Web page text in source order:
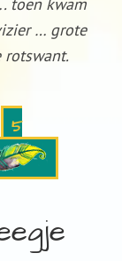
… grote
rotswant.
5